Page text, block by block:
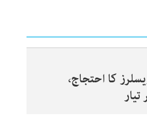
کا احتجاج،